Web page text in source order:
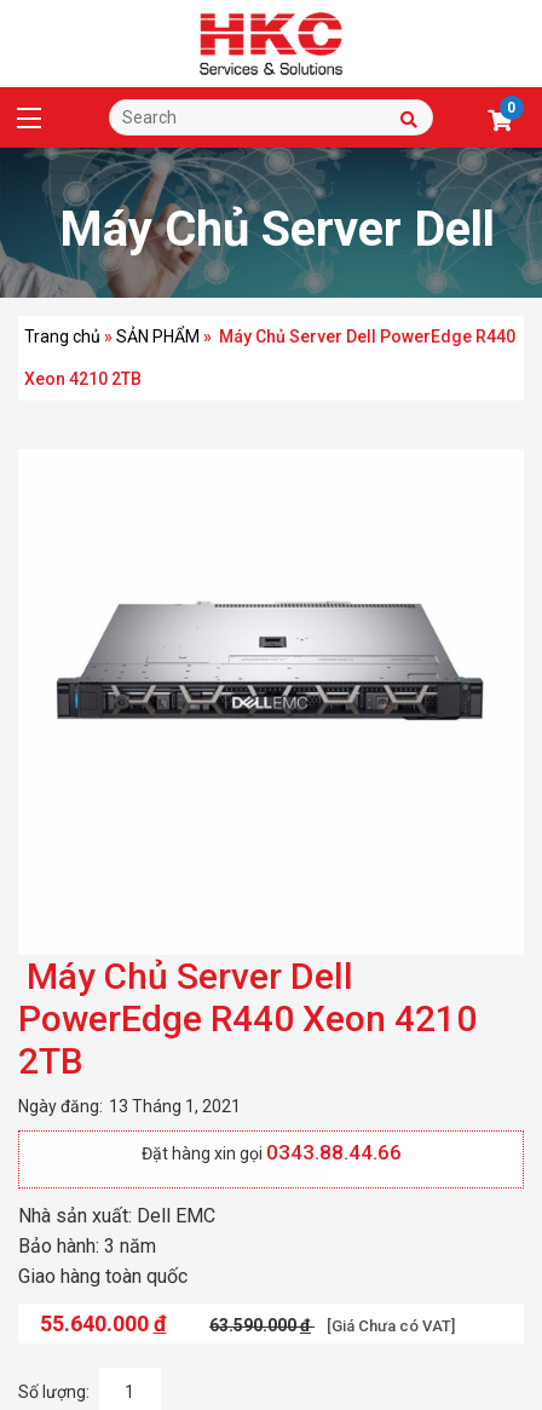
0
Máy Chủ Server Dell
PowerEdge R440 Xeon
Trang chủ »SẢN PHẨM » Máy Chủ Server Dell PowerEdge R440
Xeon 4210 2TB
Máy Chủ Server Dell
PowerEdge R440 Xeon 4210
2TB
Ngày đăng: 13 Tháng 1, 2021
Đặt hàng xin gọi 0343.88.44.66
Nhà sản xuất: Dell EMC
Bảo hành: 3 năm
Giao hàng toàn quốc
55.640.000đ 63.590.000đ [Giá Chưa có VAT]
Số lượng: